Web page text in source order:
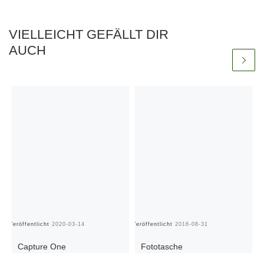
VIELLEICHT GEFÄLLT DIR
AUCH
Veröffentlicht2020-03-14
Capture One
Veröffentlicht2016-08-31
Fototasche